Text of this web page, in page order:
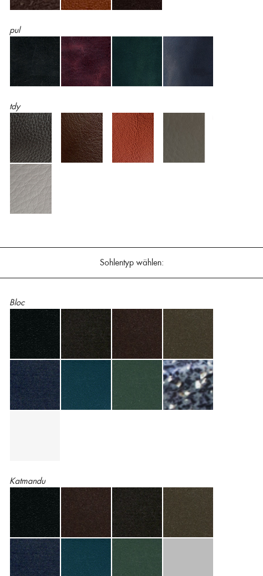
pul
tdy
Sohlentyp wählen:
Bloc
Katmandu